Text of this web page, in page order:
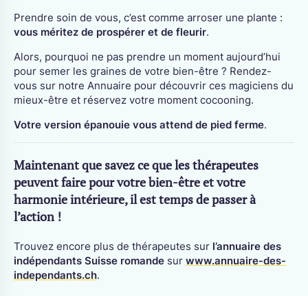
Prendre soin de vous, c’est comme arroser une plante :
vous méritez de prospérer et de fleurir.
Alors, pourquoi ne pas prendre un moment aujourd’hui
pour semer les graines de votre bien-être ? Rendez-
vous sur notre Annuaire pour découvrir ces magiciens du
mieux-être et réservez votre moment cocooning.
Votre version épanouie vous attend de pied ferme.
Maintenant que savez ce que les thérapeutes
peuvent faire pour votre bien-être et votre
harmonie intérieure, il est temps de passer à
l’action !
Trouvez encore plus de thérapeutes sur l’annuaire des
indépendants Suisse romande sur www.annuaire-des-
independants.ch.